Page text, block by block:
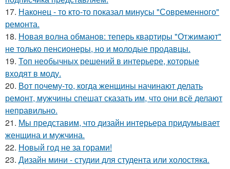
17. Наконец - то кто-то показал минусы "Современного"
ремонта.
18. Новая волна обманов: теперь квартиры "Отжимают"
не только пенсионеры, но и молодые продавцы.
19. Топ необычных решений в интерьере, которые
входят в моду.
20. Вот почему-то, когда женщины начинают делать
ремонт, мужчины спешат сказать им, что они всё делают
неправильно.
21. Мы представим, что дизайн интерьера придумывает
женщина и мужчина.
22. Новый год не за горами!
23. Дизайн мини - студии для студента или холостяка.